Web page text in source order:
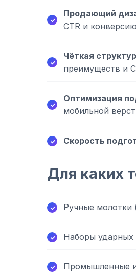
Продающий
CTR и
Чёткая
преимуществ и
Оптимизация
мобильной
Скорость
Для каких
Ручные молотки
Наборы
Промышленные и